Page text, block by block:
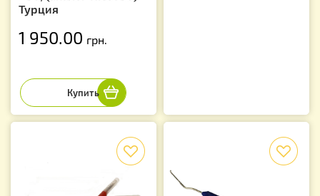
Турция
1 950.00 грн.